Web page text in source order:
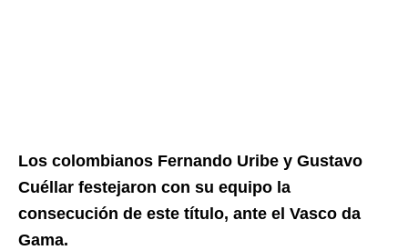
Los colombianos Fernando Uribe y Gustavo
Cuéllar festejaron con su equipo la
consecución de este título, ante el Vasco da
Gama.